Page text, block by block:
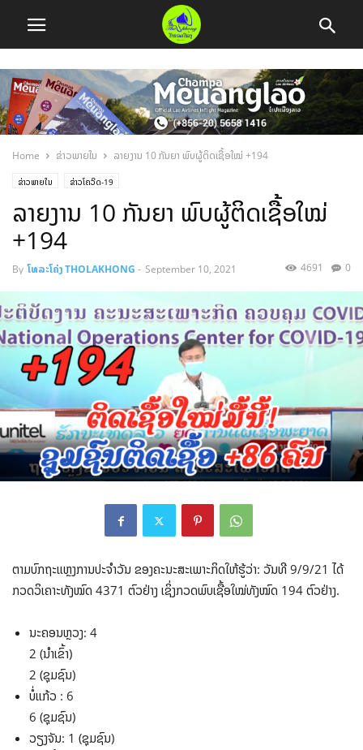
Home ຂ່າວພາຍໃນ ລາຍງານ 10 ກັນຍາ ພົບຜູ້ຕິດເຊື້ອໃໝ່ +194
ຂ່າວພາຍໃນ ຂ່າວໂຄວິດ-19
ລາຍງານ 10 ກັນຍາ ພົບຜູ້ຕິດເຊື້ອໃໝ່
+194
By ໂທລະໂຄ່ງ THOLAKHONG - September 10, 2021 0
4691
ຕາມບົກຖະແຫຼງການປະຈຳວັນ ຂອງຄະນະສະເພາະກິດໃຫ້ຮູ້ວ່າ: ວັນທີ 9/9/21 ໄດ້
ກວດວິເຄາະທັງໝົດ 4371 ຕົວຢ່າງ ເຊິ່ງກວດພົບເຊື້ອໃໝ່ທັງໝົດ 194 ຕົວຢ່າງ.
ນະຄອນຫຼວງ: 4
2 (ນໍາເຂົ້າ)
2 (ຊຸມຊົນ)
ບໍ່ແກ້ວ : 6
6 (ຊຸມຊົນ)
ວຽງຈັນ: 1 (ຊຸມຊົນ)